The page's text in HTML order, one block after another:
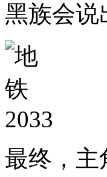
黑族会说
最终，主